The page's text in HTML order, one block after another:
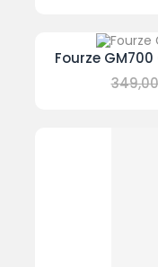
Fourze